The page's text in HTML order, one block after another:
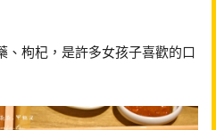
、枸杞，是許多女孩子喜歡的口